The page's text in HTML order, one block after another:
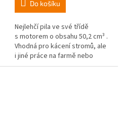
Do košíku
Nejlehčí pila ve své třídě
s motorem o obsahu 50,2 cm³ .
Vhodná pro kácení stromů, ale
i jiné práce na farmě nebo
v lese. Je součástí...